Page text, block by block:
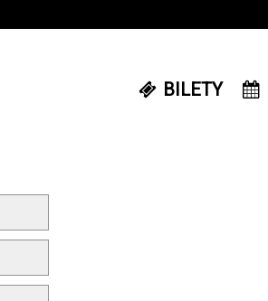
BILETY